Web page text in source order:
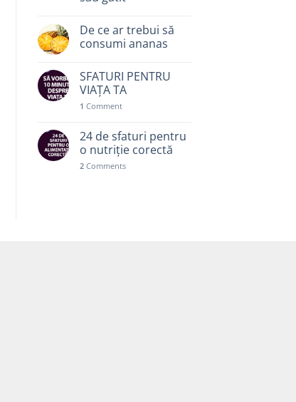
De ce ar trebui să
consumi ananas
SFATURI PENTRU
VIAȚA TA
1 Comment
24 de sfaturi pentru
o nutriție corectă
2Comments